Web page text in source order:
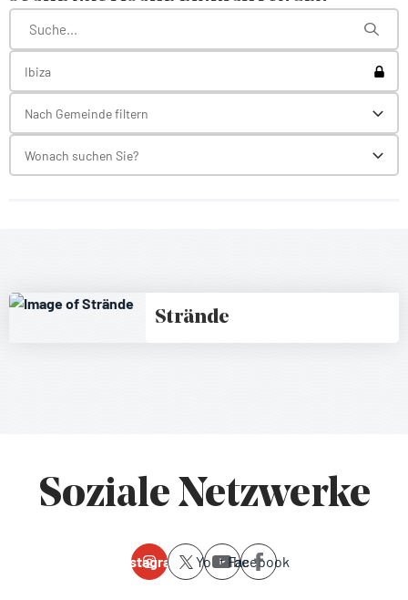
Ibiza
Nach Gemeinde filtern
Wonach suchen Sie?
Strände
Soziale Netzwerke
Instagram YoutubeFacebook